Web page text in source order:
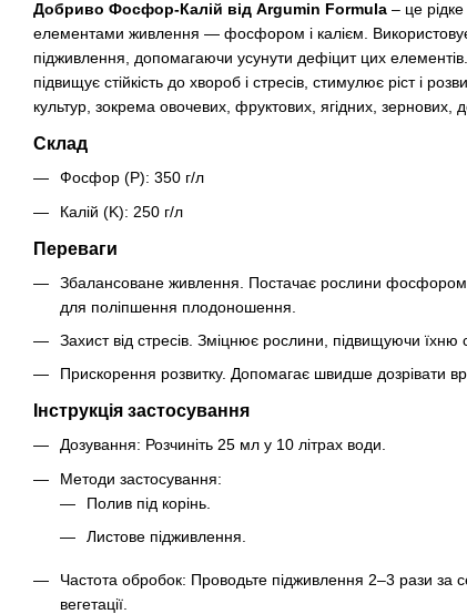
Добриво Фосфор-Калій від Argumin Formula – це
елементами живлення — фосфором і калієм.
підживлення, допомагаючи усунути дефіцит цих
підвищує стійкість до хвороб і стресів, стимулює ріст і
культур, зокрема овочевих, фруктових, ягідних, зернових,
Склад
Фосфор (P): 350 г/л
Калій (K): 250 г/л
Переваги
Збалансоване живлення. Постачає рослини фосфором
для поліпшення плодоношення.
Захист від стресів. Зміцнює рослини, підвищуючи їхню
Прискорення розвитку. Допомагає швидше дозрівати
Інструкція застосування
Дозування: Розчиніть 25 мл у 10 літрах води.
Методи застосування:
Полив під корінь.
Листове підживлення.
Частота обробок: Проводьте підживлення 2–3 рази за
вегетації.